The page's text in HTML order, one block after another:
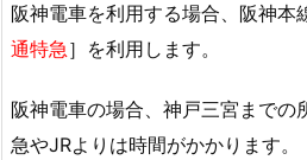
阪神電車を利用する場合、阪神本
通特急］を利用します。
阪神電車の場合、神戸三宮までの
急やJRよりは時間がかかります。